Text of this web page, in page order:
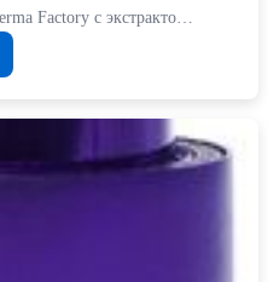
Factory с экстракто…